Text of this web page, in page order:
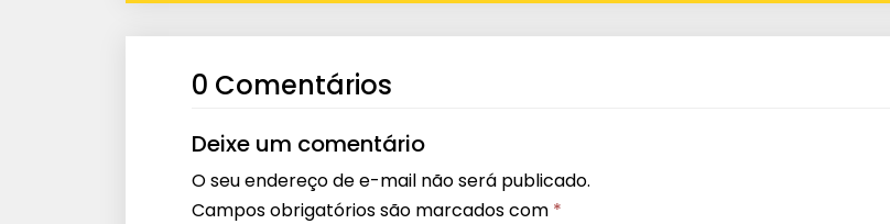
0 Comentários
Deixe um comentário
O seu endereço de e-mail não será publicado.
Campos obrigatórios são marcados com *